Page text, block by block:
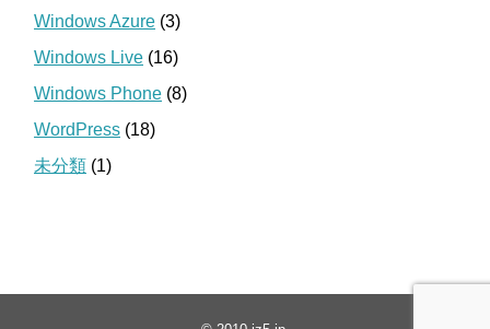
Windows Azure (3)
Windows Live (16)
Windows Phone (8)
WordPress (18)
未分類 (1)